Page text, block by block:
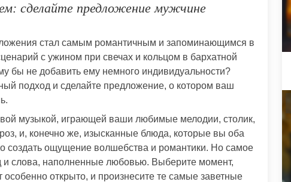
сделайте предложение мужчине
стал самым романтичным и запоминающимся в
с ужином при свечах и кольцом в бархатной
бы не добавить ему немного индивидуальности?
подход и сделайте предложение, о котором ваш
музыкой, играющей ваши любимые мелодии, столик,
и, конечно же, изысканные блюда, которые вы оба
создать ощущение волшебства и романтики. Но самое
и слова, наполненные любовью. Выберите момент,
особенно открыто, и произнесите те самые заветные